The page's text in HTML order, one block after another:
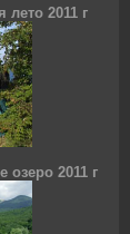
2011 г
озеро 2011 г